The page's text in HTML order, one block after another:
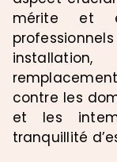
mérite et
contre les
et les
tranquillité